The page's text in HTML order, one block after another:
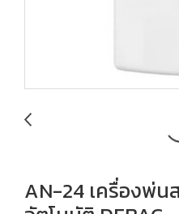
AN-24 เครื่องพ่น